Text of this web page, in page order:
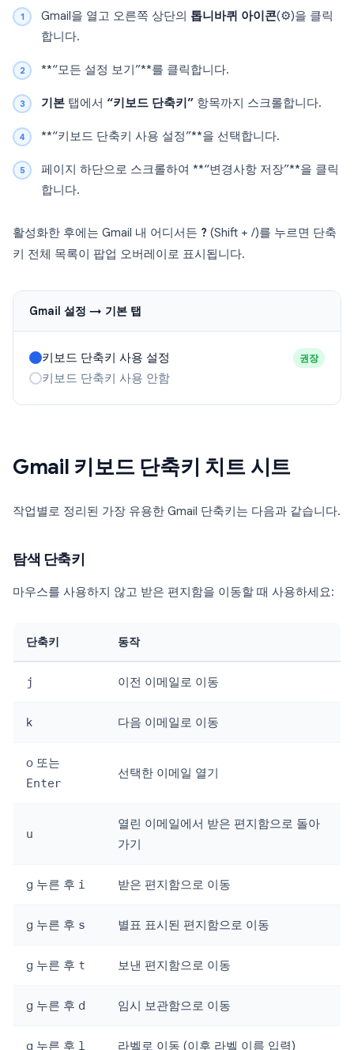
Gmail을 열고 오른쪽 상단의 톱니바퀴 아이콘(⚙️)을 클릭
합니다.
**“모든 설정 보기”**를 클릭합니다.
기본 탭에서 “키보드 단축키” 항목까지 스크롤합니다.
**“키보드 단축키 사용 설정”**을 선택합니다.
페이지 하단으로 스크롤하여 **“변경사항 저장”**을 클릭
합니다.
활성화한 후에는 Gmail 내 어디서든 ? (Shift + /)를 누르면 단축
키 전체 목록이 팝업 오버레이로 표시됩니다.
Gmail 설정 → 기본 탭
키보드 단축키 사용 설정 권장
키보드 단축키 사용 안함
Gmail 키보드 단축키 치트 시트
작업별로 정리된 가장 유용한 Gmail 단축키는 다음과 같습니다.
탐색 단축키
마우스를 사용하지 않고 받은 편지함을 이동할 때 사용하세요:
단축키 동작
j 이전 이메일로 이동
k 다음 이메일로 이동
o 또는
Enter
선택한 이메일 열기
u
열린 이메일에서 받은 편지함으로 돌아
가기
g 누른 후 i 받은 편지함으로 이동
g 누른 후 s 별표 표시된 편지함으로 이동
g 누른 후 t 보낸 편지함으로 이동
g 누른 후 d 임시 보관함으로 이동
g 누른 후 l 라벨로 이동 (이후 라벨 이름 입력)